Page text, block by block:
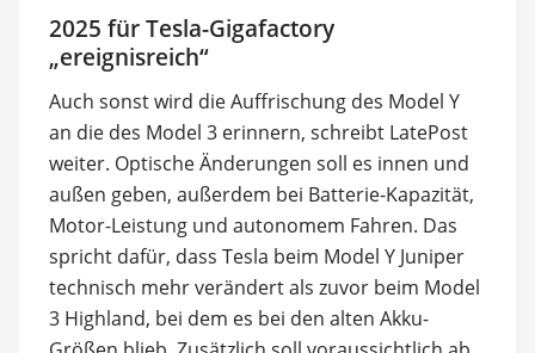
2025 für Tesla-Gigafactory
„ereignisreich“
Auch sonst wird die Auffrischung des Model Y
an die des Model 3 erinnern, schreibt LatePost
weiter. Optische Änderungen soll es innen und
außen geben, außerdem bei Batterie-Kapazität,
Motor-Leistung und autonomem Fahren. Das
spricht dafür, dass Tesla beim Model Y Juniper
technisch mehr verändert als zuvor beim Model
3 Highland, bei dem es bei den alten Akku-